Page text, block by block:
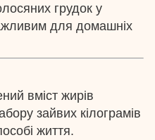
грудок у
для домашніх
вміст жирів
зайвих кілограмів
життя.